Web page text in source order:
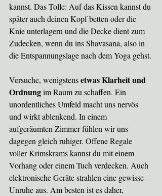
kannst. Das Tolle: Auf das Kissen kannst du
später auch deinen Kopf betten oder die
Knie unterlagern und die Decke dient zum
Zudecken, wenn du ins Shavasana, also in
die Entspannungslage nach dem Yoga gehst.
Versuche, wenigstens etwas Klarheit und
Ordnung im Raum zu schaffen. Ein
unordentliches Umfeld macht uns nervös
und wirkt ablenkend. In einem
aufgeräumten Zimmer fühlen wir uns
dagegen gleich ruhiger. Offene Regale
voller Krimskrams kannst du mit einem
Vorhang oder einem Tuch verdecken. Auch
elektronische Geräte strahlen eine gewisse
Unruhe aus. Am besten ist es daher,